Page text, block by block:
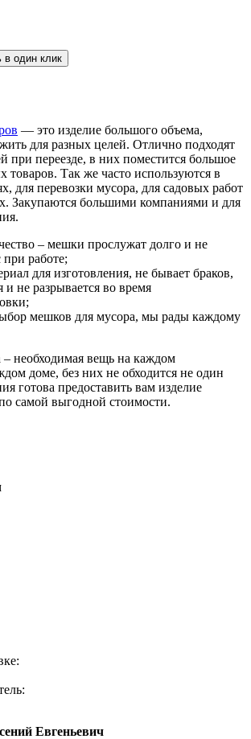
в один клик
— это изделие большого объема,
для разных целей. Отлично подходят
при переезде, в них поместится большое
товаров. Так же часто используются в
для перевозки мусора, для садовых работ
Закупаются большими компаниями и для
– мешки прослужат долго и не
при работе;
для изготовления, не бывает браков,
и не разрывается во время
мешков для мусора, мы рады каждому
необходимая вещь на каждом
доме, без них не обходится не один
готова предоставить вам изделие
самой выгодной стоимости.
Евгеньевич